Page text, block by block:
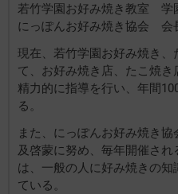
若竹学園お好み焼き教室 学
にっぽんお好み焼き協会 会
現在、若竹学園お好み焼き
て、お好み焼き店、たこ焼
精力的に指導を行い、年間
る。
また、にっぽんお好み焼き
及啓蒙に努め、毎年開催さ
は、一般の人に好み焼きの
ている。